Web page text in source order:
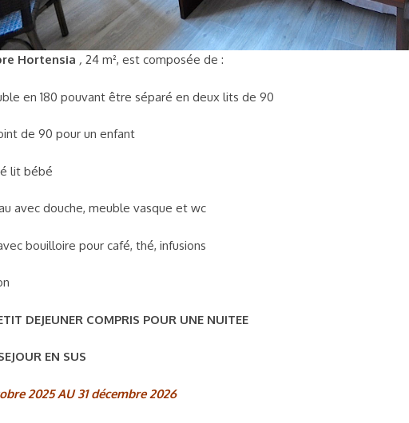
Hortensia , 24 m², est composée de :
en 180 pouvant être séparé en deux lits de 90
de 90 pour un enfant
lit bébé
avec douche, meuble vasque et wc
bouilloire pour café, thé, infusions
DEJEUNER COMPRIS POUR UNE NUITEE
EN SUS
2025 AU 31 décembre 2026